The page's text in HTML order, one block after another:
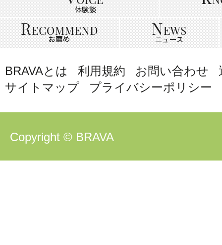
BRAVAとは 利用規約 お問い合わせ
サイトマップ
プライバシーポリシー
Copyright © BRAVA